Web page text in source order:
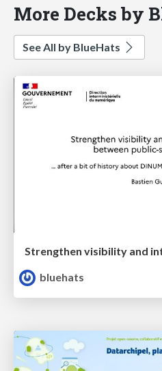
More Decks by
See All by BlueHats
bluehats